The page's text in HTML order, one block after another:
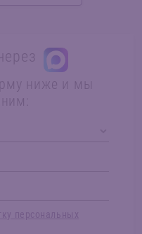
ниже и мы
персональных